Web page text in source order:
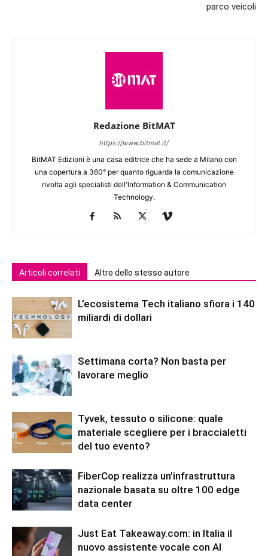
parco veicoli
Redazione BitMAT
https://www.bitmat.it/
BitMAT Edizioni è una casa editrice che ha sede a Milano con
una copertura a 360° per quanto riguarda la comunicazione
rivolta agli specialisti dell'lnformation & Communication
Technology.
Articoli correlati Altro dello stesso autore
L’ecosistema Tech italiano sfiora i 140
miliardi di dollari
Settimana corta? Non basta per
lavorare meglio
Tyvek, tessuto o silicone: quale
materiale scegliere per i braccialetti
del tuo evento?
FiberCop realizza un’infrastruttura
nazionale basata su oltre 100 edge
data center
Just Eat Takeaway.com: in Italia il
nuovo assistente vocale con AI